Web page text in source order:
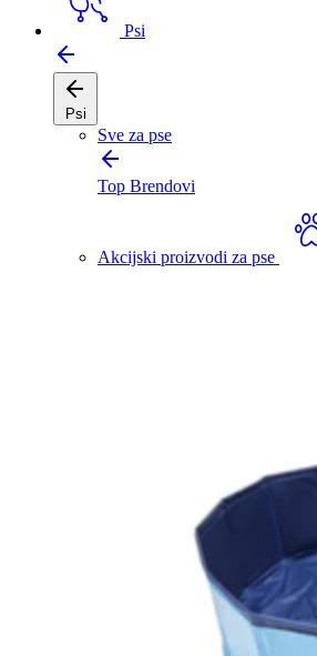
Psi
Psi
Sve za pse
Top Brendovi
Akcijski proizvodi za pse